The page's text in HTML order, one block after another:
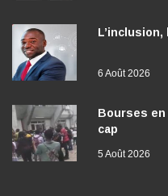
6 Août 2026
Bourses en
cap
5 Août 2026